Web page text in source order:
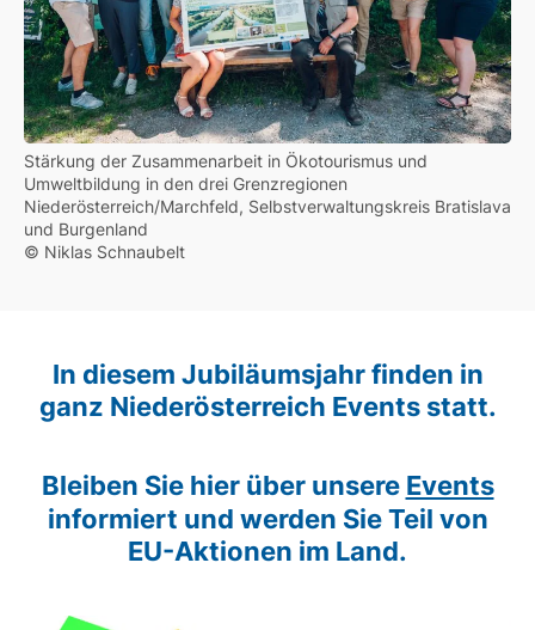
Stärkung der Zusammenarbeit in Ökotourismus und
Umweltbildung in den drei Grenzregionen
Niederösterreich/Marchfeld, Selbstverwaltungskreis Bratislava
und Burgenland
© Niklas Schnaubelt
In diesem Jubiläumsjahr finden in
ganz Niederösterreich Events statt.
Bleiben Sie hier über unsere Events
informiert und werden Sie Teil von
EU-Aktionen im Land.